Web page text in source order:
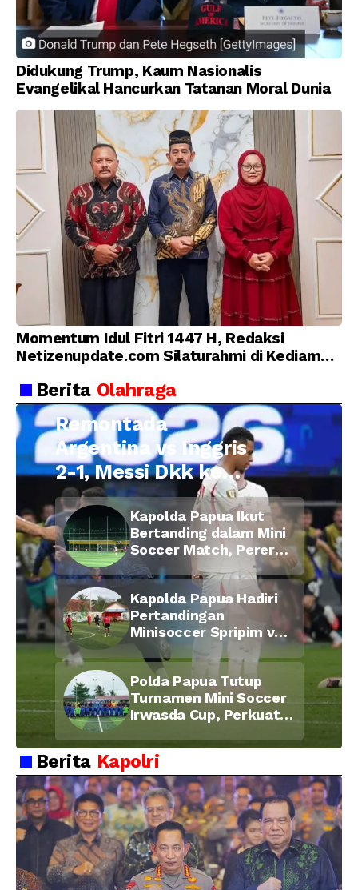
Didukung Trump, Kaum Nasionalis
Evangelikal Hancurkan Tatanan Moral Dunia
Momentum Idul Fitri 1447 H, Redaksi
Netizenupdate.com Silaturahmi di Kediaman
Berita Olahraga
Remontada
Argentina vs Inggris
2-1, Messi Dkk ke
Final Piala Dunia
2026
Kapolda Papua Ikut
Bertanding dalam Mini
Soccer Match, Pererat
Kebersamaan Personel
di Bulan Ramadan
Kapolda Papua Hadiri
Pertandingan
Minisoccer Spripim vs
Bid Propam, Pererat
Soliditas dan
Kebersamaan Personel
Polda Papua Tutup
Turnamen Mini Soccer
Irwasda Cup, Perkuat
Kebersamaan Personel
Berita Kapolri